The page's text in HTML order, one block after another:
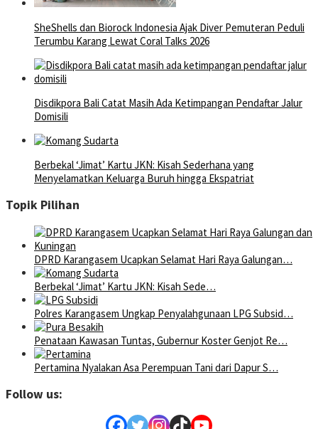
SheShells dan Biorock Indonesia Ajak Diver Pemuteran Peduli
Terumbu Karang Lewat Coral Talks 2026
Disdikpora Bali Catat Masih Ada Ketimpangan Pendaftar Jalur
Domisili
Berbekal ‘Jimat’ Kartu JKN: Kisah Sederhana yang
Menyelamatkan Keluarga Buruh hingga Ekspatriat
Topik Pilihan
DPRD Karangasem Ucapkan Selamat Hari Raya Galungan…
Berbekal ‘Jimat’ Kartu JKN: Kisah Sede…
Polres Karangasem Ungkap Penyalahgunaan LPG Subsid…
Penataan Kawasan Tuntas, Gubernur Koster Genjot Re…
Pertamina Nyalakan Asa Perempuan Tani dari Dapur S…
Follow us: